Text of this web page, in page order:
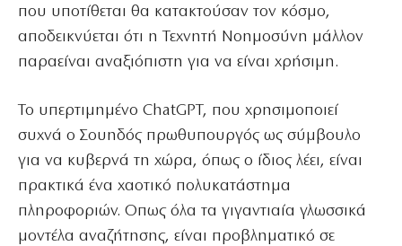
που υποτίθεται θα κατακτούσαν τον κόσμο,
αποδεικνύεται ότι η Τεχνητή Νοημοσύνη μάλλον
παραείναι αναξιόπιστη για να είναι χρήσιμη.
To υπερτιμημένο ChatGPT, που χρησιμοποιεί
συχνά ο Σουηδός πρωθυπουργός ως σύμβουλο
για να κυβερνά τη χώρα, όπως ο ίδιος λέει, είναι
πρακτικά ένα χαοτικό πολυκατάστημα
πληροφοριών. Οπως όλα τα γιγαντιαία γλωσσικά
μοντέλα αναζήτησης, είναι προβληματικό σε